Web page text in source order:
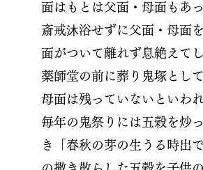
面はもとは父面・母面もあ
斎戒沐浴せずに父面・母面
面がついて離れず息絶えて
薬師堂の前に葬り鬼塚とし
母面は残っていないといわ
毎年の鬼祭りには五穀を炒
き「春秋の芽の生うる時出